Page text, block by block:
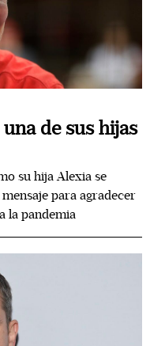
de sus hijas
su hija Alexia se
para agradecer
la pandemia